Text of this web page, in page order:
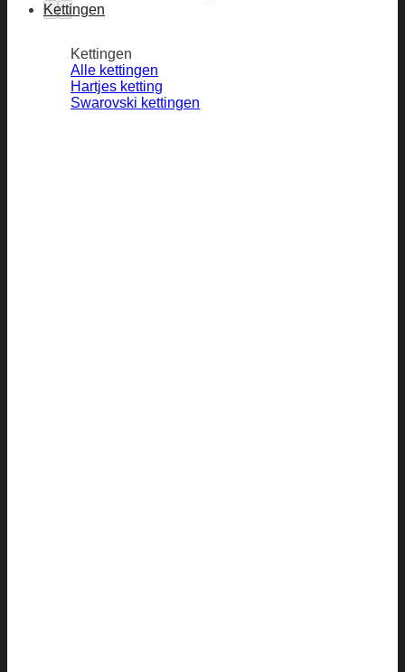
Kettingen
Kettingen
Alle kettingen
Hartjes ketting
Swarovski kettingen